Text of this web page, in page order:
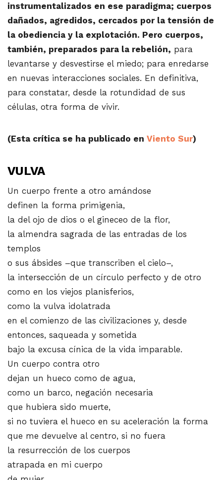
instrumentalizados en ese paradigma; cuerpos
dañados, agredidos, cercados por la tensión de
la obediencia y la explotación. Pero cuerpos,
también, preparados para la rebelión, para
levantarse y desvestirse el miedo; para enredarse
en nuevas interacciones sociales. En definitiva,
para constatar, desde la rotundidad de sus
células, otra forma de vivir.
(Esta crítica se ha publicado en Viento Sur)
VULVA
Un cuerpo frente a otro amándose
definen la forma primigenia,
la del ojo de dios o el gineceo de la flor,
la almendra sagrada de las entradas de los
templos
o sus ábsides –que transcriben el cielo–,
la intersección de un círculo perfecto y de otro
como en los viejos planisferios,
como la vulva idolatrada
en el comienzo de las civilizaciones y, desde
entonces, saqueada y sometida
bajo la excusa cínica de la vida imparable.
Un cuerpo contra otro
dejan un hueco como de agua,
como un barco, negación necesaria
que hubiera sido muerte,
si no tuviera el hueco en su aceleración la forma
que me devuelve al centro, si no fuera
la resurrección de los cuerpos
atrapada en mi cuerpo